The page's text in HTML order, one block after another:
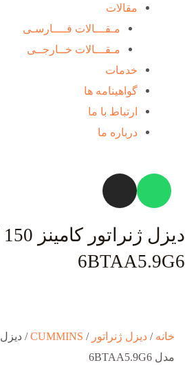
مقالات
مـقـــالات فــــارسـی
مـقـــالات خــارجــی
خدمات
گواهینامه ها
ارتباط با ما
درباره ما
6BTAA5.9G6
خانه / دیزل ژنراتور /
CUMMINS
مدل 6BTAA5.9G6